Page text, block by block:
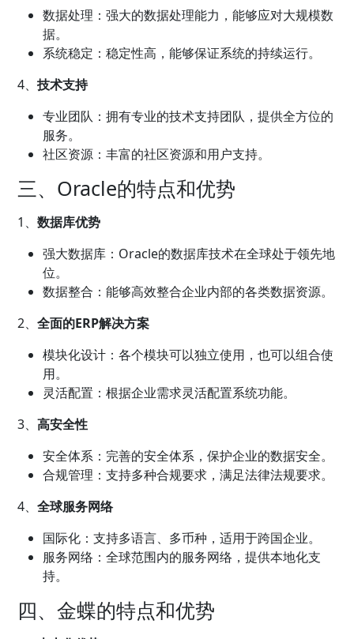
数据处理：强大的数据处理能力，能够应对大规模数
据。
系统稳定：稳定性高，能够保证系统的持续运行。
4、技术支持
专业团队：拥有专业的技术支持团队，提供全方位的
服务。
社区资源：丰富的社区资源和用户支持。
三、Oracle的特点和优势
1、数据库优势
强大数据库：Oracle的数据库技术在全球处于领先地
位。
数据整合：能够高效整合企业内部的各类数据资源。
2、全面的ERP解决方案
模块化设计：各个模块可以独立使用，也可以组合使
用。
灵活配置：根据企业需求灵活配置系统功能。
3、高安全性
安全体系：完善的安全体系，保护企业的数据安全。
合规管理：支持多种合规要求，满足法律法规要求。
4、全球服务网络
国际化：支持多语言、多币种，适用于跨国企业。
服务网络：全球范围内的服务网络，提供本地化支
持。
四、金蝶的特点和优势